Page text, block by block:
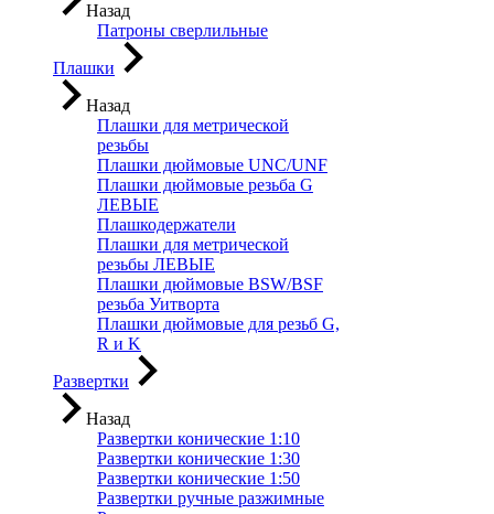
Назад
Патроны сверлильные
Плашки
Назад
Плашки для метрической
резьбы
Плашки дюймовые UNC/UNF
Плашки дюймовые резьба G
ЛЕВЫЕ
Плашкодержатели
Плашки для метрической
резьбы ЛЕВЫЕ
Плашки дюймовые BSW/BSF
резьба Уитворта
Плашки дюймовые для резьб G,
R и K
Развертки
Назад
Развертки конические 1:10
Развертки конические 1:30
Развертки конические 1:50
Развертки ручные разжимные